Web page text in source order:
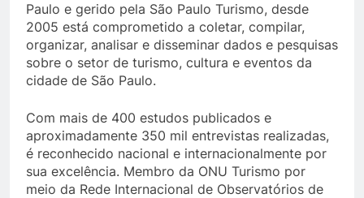
Paulo e gerido pela São Paulo Turismo, desde
2005 está comprometido a coletar, compilar,
organizar, analisar e disseminar dados e pesquisas
sobre o setor de turismo, cultura e eventos da
cidade de São Paulo.
Com mais de 400 estudos publicados e
aproximadamente 350 mil entrevistas realizadas,
é reconhecido nacional e internacionalmente por
sua excelência. Membro da ONU Turismo por
meio da Rede Internacional de Observatórios de